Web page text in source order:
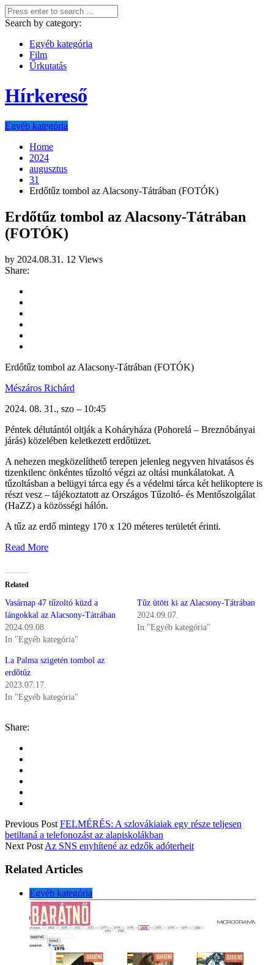
Search by category:
Egyéb kategória
Film
Űrkutatás
Hírkereső
Egyéb kategória
Home
2024
augusztus
31
Erdőtűz tombol az Alacsony-Tátrában (FOTÓK)
Erdőtűz tombol az Alacsony-Tátrában
(FOTÓK)
by 2024.08.31. 12 Views
Share:
Erdőtűz tombol az Alacsony-Tátrában (FOTÓK)
Mészáros Richárd
2024. 08. 31., szo – 10:45
Péntek délutántól oltják a Koháryháza (Pohorelá – Breznóbányai
járás) közelében keletkezett erdőtüzet.
A nehezen megközelíthető terepen jelenleg negyven hivatásos és
tizenkilenc önkéntes tűzoltó végzi az oltási munkálatokat. A
tűzoltásban a belügyi tárca egy és a védelmi tárca két helikoptere is
részt vesz – tájékoztatott az Országos Tűzoltó- és Mentőszolgálat
(HaZZ) a közösségi hálón.
A tűz az erdő mintegy 170 x 120 méteres területét érinti.
Read More
Related
Vasárnap 47 tűzoltó küzd a
lángokkal az Alacsony-Tátrában
2024.09.08.
In "Egyéb kategória"
Tűz ütött ki az Alacsony-Tátrában
2024.09.07.
In "Egyéb kategória"
La Palma szigetén tombol az
erdőtűz
2023.07.17.
In "Egyéb kategória"
Share:
Previous Post FELMÉRÉS: A szlovákiaiak egy része teljesen
betiltaná a telefonozást az alapiskolákban
Next Post Az SNS enyhítené az edzők adóterheit
Related Articles
Egyéb kategória